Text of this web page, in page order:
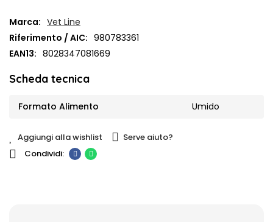
Marca: Vet Line
Riferimento / AIC: 980783361
EAN13: 8028347081669
Scheda tecnica
Formato Alimento Umido
Aggiungi alla wishlist Serve aiuto?